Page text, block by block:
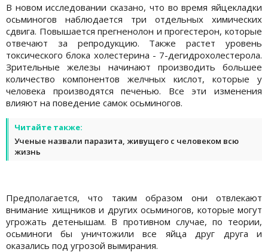
В новом исследовании сказано, что во время яйцекладки
осьминогов наблюдается три отдельных химических
сдвига. Повышается прегненолон и прогестерон, которые
отвечают за репродукцию. Также растет уровень
токсического блока холестерина - 7-дегидрохолестерола.
Зрительные железы начинают производить большее
количество компонентов желчных кислот, которые у
человека производятся печенью. Все эти изменения
влияют на поведение самок осьминогов.
Читайте также:
Ученые назвали паразита, живущего с человеком всю
жизнь
Предполагается, что таким образом они отвлекают
внимание хищников и других осьминогов, которые могут
угрожать детенышам. В противном случае, по теории,
осьминоги бы уничтожили все яйца друг друга и
оказались под угрозой вымирания.